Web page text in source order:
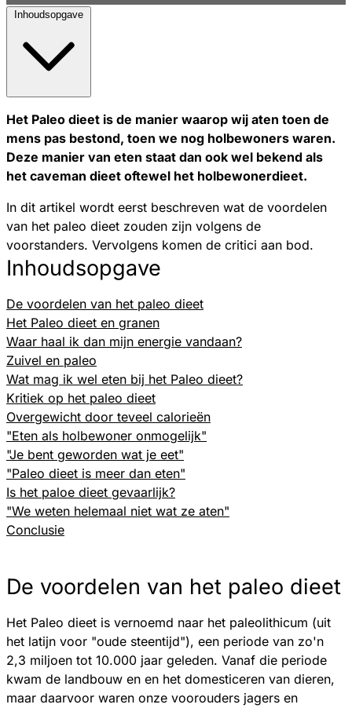
Inhoudsopgave
Het Paleo dieet is de manier waarop wij aten toen de
mens pas bestond, toen we nog holbewoners waren.
Deze manier van eten staat dan ook wel bekend als
het caveman dieet oftewel het holbewonerdieet.
In dit artikel wordt eerst beschreven wat de voordelen
van het paleo dieet zouden zijn volgens de
voorstanders. Vervolgens komen de critici aan bod.
Inhoudsopgave
De voordelen van het paleo dieet
Het Paleo dieet en granen
Waar haal ik dan mijn energie vandaan?
Zuivel en paleo
Wat mag ik wel eten bij het Paleo dieet?
Kritiek op het paleo dieet
Overgewicht door teveel calorieën
"Eten als holbewoner onmogelijk"
"Je bent geworden wat je eet"
"Paleo dieet is meer dan eten"
Is het paloe dieet gevaarlijk?
"We weten helemaal niet wat ze aten"
Conclusie
De voordelen van het paleo dieet
Het Paleo dieet is vernoemd naar het paleolithicum (uit
het latijn voor "oude steentijd"), een periode van zo'n
2,3 miljoen tot 10.000 jaar geleden. Vanaf die periode
kwam de landbouw en en het domesticeren van dieren,
maar daarvoor waren onze voorouders jagers en